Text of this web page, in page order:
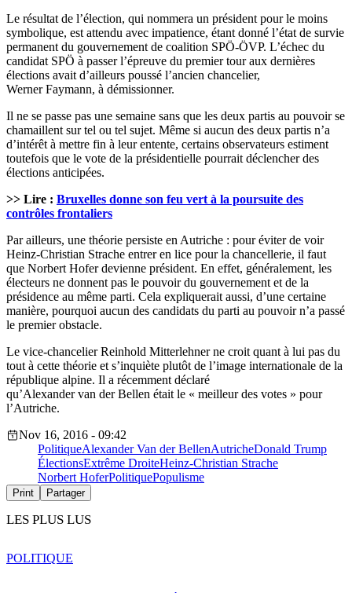
Le résultat de l’élection, qui nommera un président pour le moins
symbolique, est attendu avec impatience, étant donné l’état de survie
permanent du gouvernement de coalition SPÖ-ÖVP. L’échec du
candidat SPÖ à passer l’épreuve du premier tour aux dernières
élections avait d’ailleurs poussé l’ancien chancelier,
Werner Faymann, à démissionner.
Il ne se passe pas une semaine sans que les deux partis au pouvoir se
chamaillent sur tel ou tel sujet. Même si aucun des deux partis n’a
d’intérêt à mettre fin à leur entente, certains observateurs estiment
toutefois que le vote de la présidentielle pourrait déclencher des
élections anticipées.
>> Lire : Bruxelles donne son feu vert à la poursuite des
contrôles frontaliers
Par ailleurs, une théorie persiste en Autriche : pour éviter de voir
Heinz-Christian Strache entrer en lice pour la chancellerie, il faut
que Norbert Hofer devienne président. En effet, généralement, les
électeurs ne donnent pas le pouvoir du gouvernement et de la
présidence au même parti. Cela expliquerait aussi, d’une certaine
manière, pourquoi aucun des candidats du parti au pouvoir n’a passé
le premier obstacle.
Le vice-chancelier Reinhold Mitterlehner ne croit quant à lui pas du
tout à cette théorie et s’inquiète plutôt de l’image internationale de la
république alpine. Il a récemment déclaré
qu’Alexander van der Bellen était le « meilleur des votes » pour
l’Autriche.
Nov 16, 2016 - 09:42
PolitiqueAlexander Van der BellenAutricheDonald Trump
ÉlectionsExtrême DroiteHeinz-Christian Strache
Norbert HoferPolitiquePopulisme
Print Partager
LES PLUS LUS
POLITIQUE